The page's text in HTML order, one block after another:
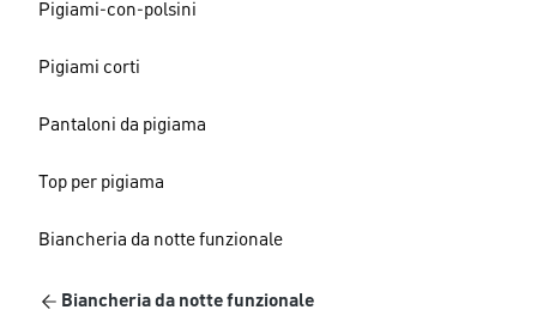
Pigiami-con-polsini
Pigiami corti
Pantaloni da pigiama
Top per pigiama
Biancheria da notte funzionale
Biancheria da notte funzionale